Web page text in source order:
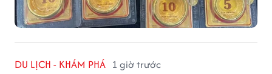
DU LỊCH - KHÁM PHÁ 1 giờ trước